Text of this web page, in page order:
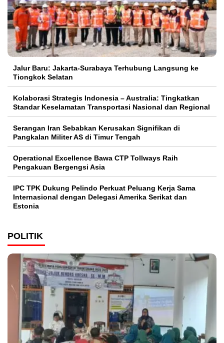
Jalur Baru: Jakarta-Surabaya Terhubung Langsung ke
Tiongkok Selatan
Kolaborasi Strategis Indonesia – Australia: Tingkatkan
Standar Keselamatan Transportasi Nasional dan Regional
Serangan Iran Sebabkan Kerusakan Signifikan di
Pangkalan Militer AS di Timur Tengah
Operational Excellence Bawa CTP Tollways Raih
Pengakuan Bergengsi Asia
IPC TPK Dukung Pelindo Perkuat Peluang Kerja Sama
Internasional dengan Delegasi Amerika Serikat dan
Estonia
POLITIK